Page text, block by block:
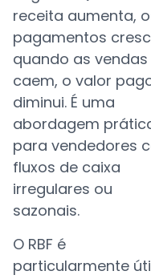
receita aumenta,
pagamentos
quando as vendas
caem, o valor
diminui. É uma
abordagem
para vendedores
fluxos de caixa
irregulares ou
sazonais.
O RBF é
particularmente